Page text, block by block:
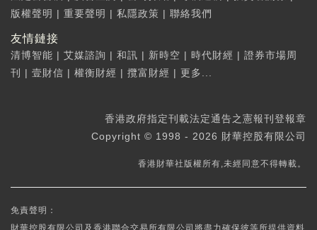
版權聲明 | 重要聲明 | 私隱政策 | 聯絡我們
友情鏈接
清博智能 | 艾媒諮詢 | 和訊 | 新時空 | 時代財經 | 證券市場周
刊
| 壹財信 | 權衡財經 | 攬富財經 | 更多...
香港政府指定刊載法定通告之憲報刊登報章
Copyright © 1998 - 2026 財華控股有限公司
香港財華社版權所有,未經同意不得轉載。
免責聲明：